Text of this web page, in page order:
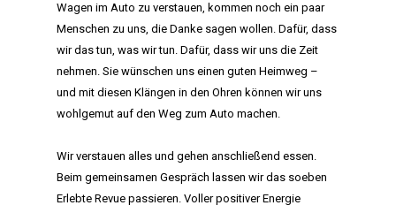
Wagen im Auto zu verstauen, kommen noch ein paar
Menschen zu uns, die Danke sagen wollen. Dafür, dass
wir das tun, was wir tun. Dafür, dass wir uns die Zeit
nehmen. Sie wünschen uns einen guten Heimweg –
und mit diesen Klängen in den Ohren können wir uns
wohlgemut auf den Weg zum Auto machen.
Wir verstauen alles und gehen anschließend essen.
Beim gemeinsamen Gespräch lassen wir das soeben
Erlebte Revue passieren. Voller positiver Energie
TEAM
SHOP